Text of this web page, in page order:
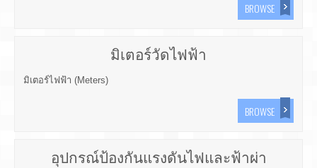
BROWSE
มิเตอร์วัดไฟฟ้า
มิเตอร์ไฟฟ้า (Meters)
BROWSE
อุปกรณ์ป้องกันแรงดันไฟและฟ้าผ่า